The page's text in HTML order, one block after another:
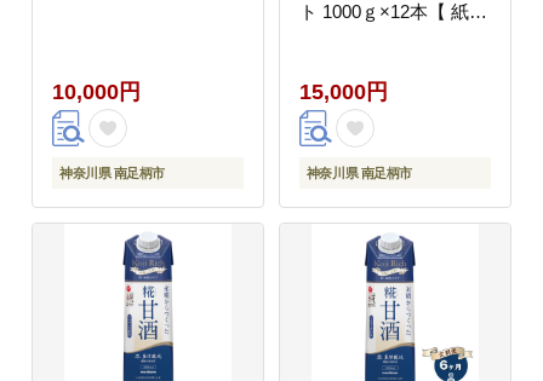
10,000円
神奈川県 南足柄市
ト 1000ｇ×12本【 紙パ
奈川県 南足柄市 】
15,000円
神奈川県 南足柄市